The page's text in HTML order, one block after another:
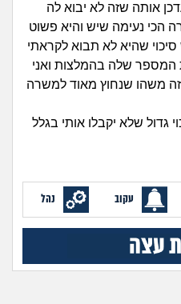
מדורים
זוגיות
היריון ולידה
הורות ומשפחה
מהבקו"ם... ועד מתי?!
לימודים וסטודנטים
חיפוש שאלות
הרשמה | התחברות
אותה שזה לא יבוא לה
הכי נעימה שיש והיא פשוט
שהיא לא תבוא לקראתי
המספר שלה בהמלצות ואני
משהו שנחוץ מאוד למשרה
גדול שלא יקבלו אותי בגלל
עקוב נהל